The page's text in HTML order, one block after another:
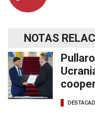
NOTAS